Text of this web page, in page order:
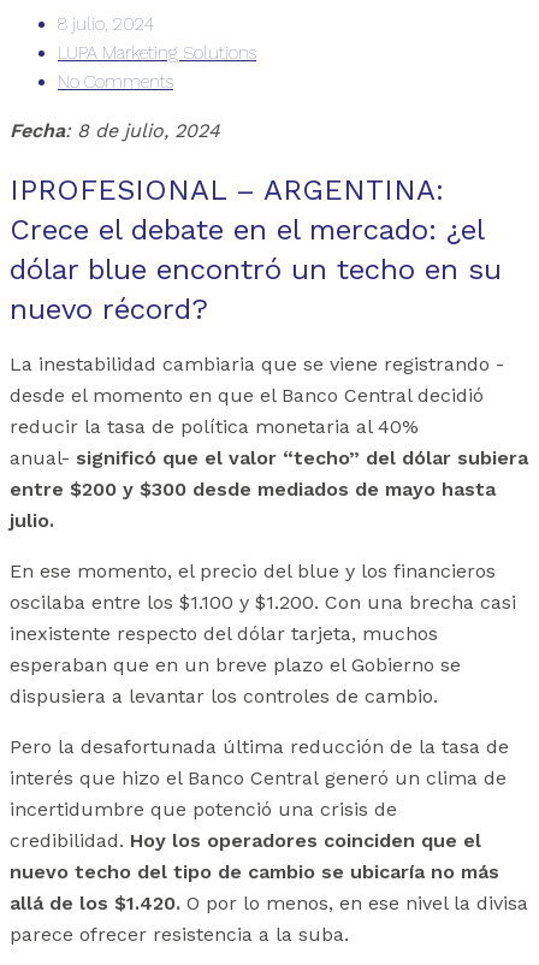
8 julio, 2024
LUPA Marketing Solutions
No Comments
Fecha: 8 de julio, 2024
IPROFESIONAL – ARGENTINA:
Crece el debate en el mercado: ¿el
dólar blue encontró un techo en su
nuevo récord?
La inestabilidad cambiaria que se viene registrando -
desde el momento en que el Banco Central decidió
reducir la tasa de política monetaria al 40%
anual- significó que el valor “techo” del dólar subiera
entre $200 y $300 desde mediados de mayo hasta
julio.
En ese momento, el precio del blue y los financieros
oscilaba entre los $1.100 y $1.200. Con una brecha casi
inexistente respecto del dólar tarjeta, muchos
esperaban que en un breve plazo el Gobierno se
dispusiera a levantar los controles de cambio.
Pero la desafortunada última reducción de la tasa de
interés que hizo el Banco Central generó un clima de
incertidumbre que potenció una crisis de
credibilidad. Hoy los operadores coinciden que el
nuevo techo del tipo de cambio se ubicaría no más
allá de los $1.420. O por lo menos, en ese nivel la divisa
parece ofrecer resistencia a la suba.